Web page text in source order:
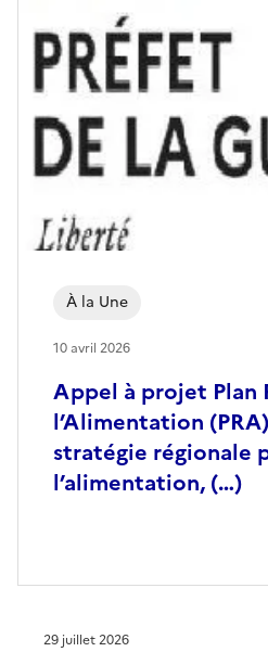
Appel à projet Plan
l’Alimentation
stratégie régionale
l’alimentation, (…)
À la Une
10 avril 2026
29 juillet 2026